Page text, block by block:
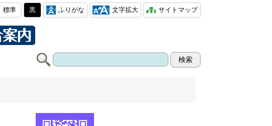
標準 黒 ふりがな 文字拡大 サイトマップ